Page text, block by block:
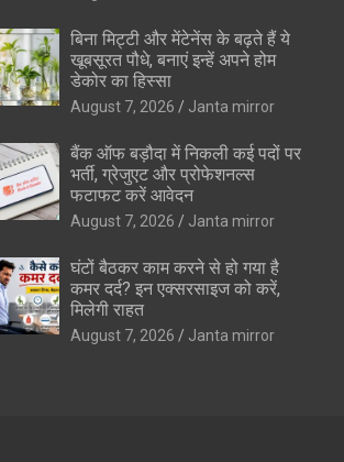
बिना मिट्टी और मेंटेनेंस के बढ़ते हैं ये
खूबसूरत पौधे, बनाएं इन्‍हें अपने होम
डेकोर का हिस्‍सा
August 7, 2026 Janta mirror
बैंक ऑफ बड़ौदा में निकली कई पदों पर
भर्ती, ग्रेजुएट और प्रोफेशनल्स
फटाफट करें आवेदन
August 7, 2026 Janta mirror
घंटों बैठकर काम करने से हो गया है
कमर दर्द? इन एक्सरसाइज को करें,
मिलेगी राहत
August 7, 2026 Janta mirror